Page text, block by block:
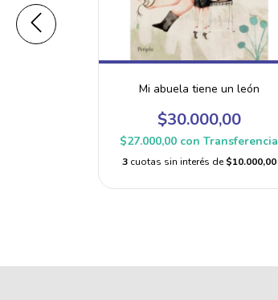
Mi abuela tiene un león
$30.000,00
$27.000,00 con Transferencia
3 cuotas sin interés de$10.000,00